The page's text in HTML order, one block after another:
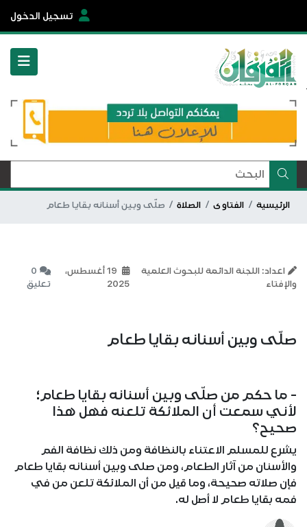
تسجيل الدخول
الرئيسية الفتاوى الصلاة صلّى وبين أسنانه بقايا طعام
اعداد: اللجنة الدائمة للبحوث العلمية
والإفتاء
19 أغسطس،
2025
0
تعليق
صلّى وبين أسنانه بقايا طعام
- ما حكم من صلّى وبين أسنانه بقايا طعام؛
لأني سمعت أن الملائكة تلعنه فهل هذا
صحيح؟
يشرع للمسلم الاعتناء بالنظافة ومن ذلك نظافة الفم
والأسنان من آثار الطعام، ومن صلى وبين أسنانه بقايا طعام
فإن صلاته صحيحة، وما قيل من أن الملائكة تلعن من في
فمه بقايا طعام لا أصل له.